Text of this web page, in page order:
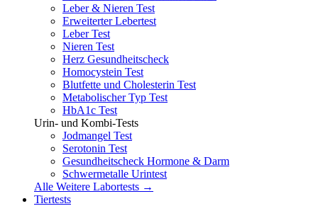
Leber & Nieren Test
Erweiterter Lebertest
Leber Test
Nieren Test
Herz Gesundheitscheck
Homocystein Test
Blutfette und Cholesterin Test
Metabolischer Typ Test
HbA1c Test
Urin- und Kombi-Tests
Jodmangel Test
Serotonin Test
Gesundheitscheck Hormone & Darm
Schwermetalle Urintest
Alle Weitere Labortests →
Tiertests